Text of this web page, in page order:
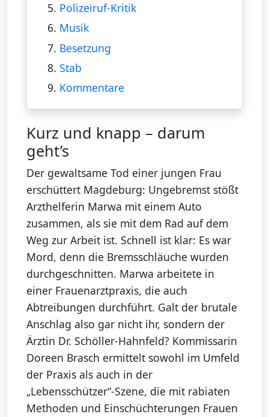
5. Polizeiruf-Kritik
6. Musik
7. Besetzung
8. Stab
9. Kommentare
Kurz und knapp – darum
geht’s
Der gewaltsame Tod einer jungen Frau
erschüttert Magdeburg: Ungebremst stößt
Arzthelferin Marwa mit einem Auto
zusammen, als sie mit dem Rad auf dem
Weg zur Arbeit ist. Schnell ist klar: Es war
Mord, denn die Bremsschläuche wurden
durchgeschnitten. Marwa arbeitete in
einer Frauenarztpraxis, die auch
Abtreibungen durchführt. Galt der brutale
Anschlag also gar nicht ihr, sondern der
Ärztin Dr. Schöller-Hahnfeld? Kommissarin
Doreen Brasch ermittelt sowohl im Umfeld
der Praxis als auch in der
„Lebensschützer“-Szene, die mit rabiaten
Methoden und Einschüchterungen Frauen